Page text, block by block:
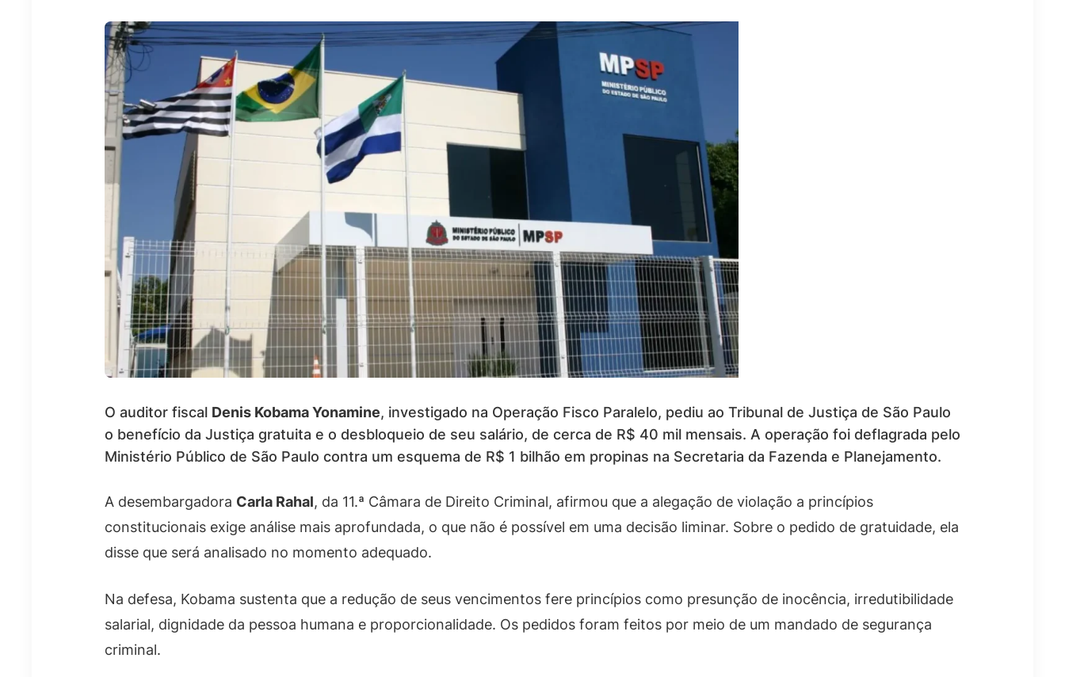
O auditor fiscal Denis Kobama Yonamine, investigado na Operação Fisco Paralelo, pediu ao Tribunal de Justiça de São Paulo
o benefício da Justiça gratuita e o desbloqueio de seu salário, de cerca de R$ 40 mil mensais. A operação foi deflagrada pelo
Ministério Público de São Paulo contra um esquema de R$ 1 bilhão em propinas na Secretaria da Fazenda e Planejamento.
A desembargadora Carla Rahal, da 11.ª Câmara de Direito Criminal, afirmou que a alegação de violação a princípios
constitucionais exige análise mais aprofundada, o que não é possível em uma decisão liminar. Sobre o pedido de gratuidade, ela
disse que será analisado no momento adequado.
Na defesa, Kobama sustenta que a redução de seus vencimentos fere princípios como presunção de inocência, irredutibilidade
salarial, dignidade da pessoa humana e proporcionalidade. Os pedidos foram feitos por meio de um mandado de segurança
criminal.